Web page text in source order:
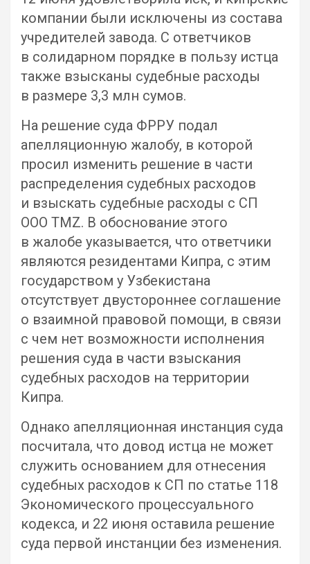
компании были исключены из состава
учредителей завода. С ответчиков
в солидарном порядке в пользу истца
также взысканы судебные расходы
в размере 3,3 млн сумов.
На решение суда ФРРУ подал
апелляционную жалобу, в которой
просил изменить решение в части
распределения судебных расходов
и взыскать судебные расходы с СП
ООО TMZ. В обоснование этого
в жалобе указывается, что ответчики
являются резидентами Кипра, с этим
государством у Узбекистана
отсутствует двустороннее соглашение
о взаимной правовой помощи, в связи
с чем нет возможности исполнения
решения суда в части взыскания
судебных расходов на территории
Кипра.
Однако апелляционная инстанция суда
посчитала, что довод истца не может
служить основанием для отнесения
судебных расходов к СП по статье 118
Экономического процессуального
кодекса, и 22 июня оставила решение
суда первой инстанции без изменения.